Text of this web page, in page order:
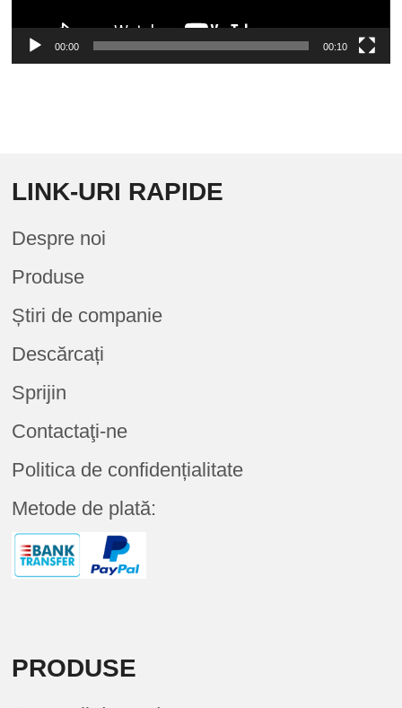
00:00 00:10
LINK-URI RAPIDE
Despre noi
Produse
Știri de companie
Descărcați
Sprijin
Contactaţi-ne
Politica de confidențialitate
Metode de plată:
PRODUSE